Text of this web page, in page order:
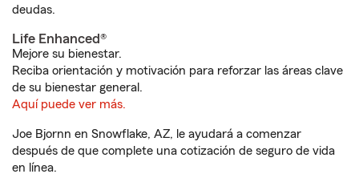
deudas.
Life Enhanced®
Mejore su bienestar.
Reciba orientación y motivación para reforzar las áreas clave
de su bienestar general.
Aquí puede ver más.
Joe Bjornn en Snowflake, AZ, le ayudará a comenzar
después de que complete una cotización de seguro de vida
en línea.